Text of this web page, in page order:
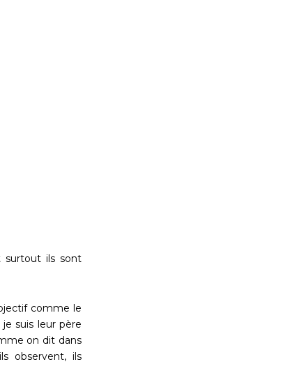
surtout ils sont
comme le
suis leur père
on dit dans
observent, ils